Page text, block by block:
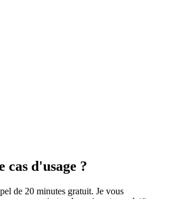
cas d'usage ?
de 20 minutes gratuit. Je vous